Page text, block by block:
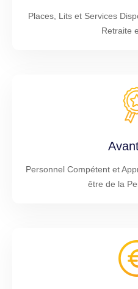
Places, Lits et Services
Retraite
Personnel Compétent et
être de la